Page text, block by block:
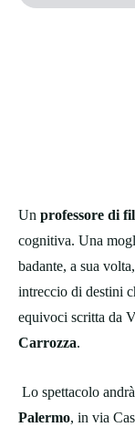
Un professore di
cognitiva. Una
badante, a sua
intreccio di destini
equivoci scritta da
Carrozza.
Lo spettacolo
Palermo, in via